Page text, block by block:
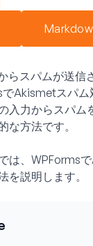
らスパムが送信
Akismetスパム
入力からスパム
な方法です。
は、WPForms
を説明します。